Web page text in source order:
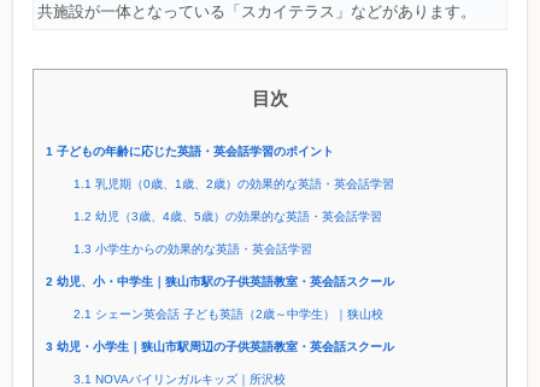
共施設が一体となっている「スカイテラス」などがあります。
目次
1 子どもの年齢に応じた英語・英会話学習のポイント
1.1 乳児期（0歳、1歳、2歳）の効果的な英語・英会話学習
1.2 幼児（3歳、4歳、5歳）の効果的な英語・英会話学習
1.3 小学生からの効果的な英語・英会話学習
2 幼児、小・中学生｜狭山市駅の子供英語教室・英会話スクール
2.1 シェーン英会話 子ども英語（2歳～中学生）｜狭山校
3 幼児・小学生｜狭山市駅周辺の子供英語教室・英会話スクール
3.1 NOVAバイリンガルキッズ｜所沢校